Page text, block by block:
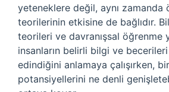
yeteneklere değil, aynı zamanda
teorilerinin etkisine de bağlıdır.
teorileri ve davranışsal öğrenme
insanların belirli bilgi ve
edindiğini anlamaya çalışırken,
potansiyellerini ne denli